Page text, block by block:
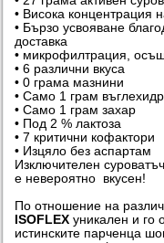
• Висока концентрация
• Бързо усвояване
доставка
• микрофилтрация,
• 6 различни вкуса
• 0 грама мазнини
• Само 1 грам
• Само 1 грам захар
• Под 2 % лактоза
• 7 критични кофактори
• Изцяло без аспартам
Изключителен
е невероятно вкусен!
По отношение на
ISOFLEX уникален и го
истинските парченца